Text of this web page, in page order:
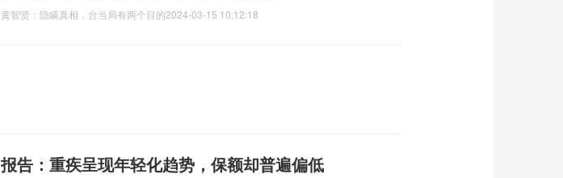
黄智贤：隐瞒真相，台当局有两个目的2024-03-15 10:12:18
报告：重疾呈现年轻化趋势，保额却普遍偏低